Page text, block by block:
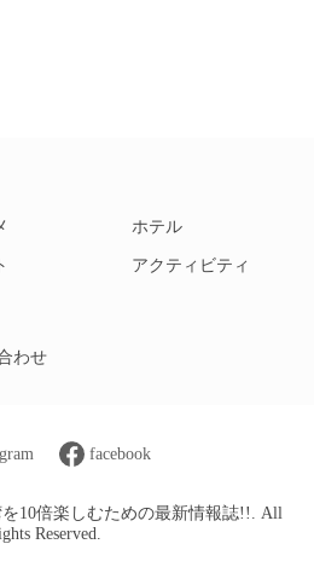
ホテル
アクティビティ
わせ
facebook
10倍楽しむための最新情報誌!!. All
Reserved.